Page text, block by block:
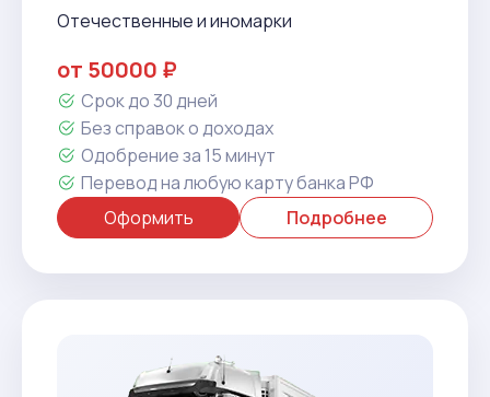
Отечественные и иномарки
от 50000 ₽
Срок до 30 дней
Без справок о доходах
Одобрение за 15 минут
Перевод на любую карту банка РФ
Оформить
Подробнее